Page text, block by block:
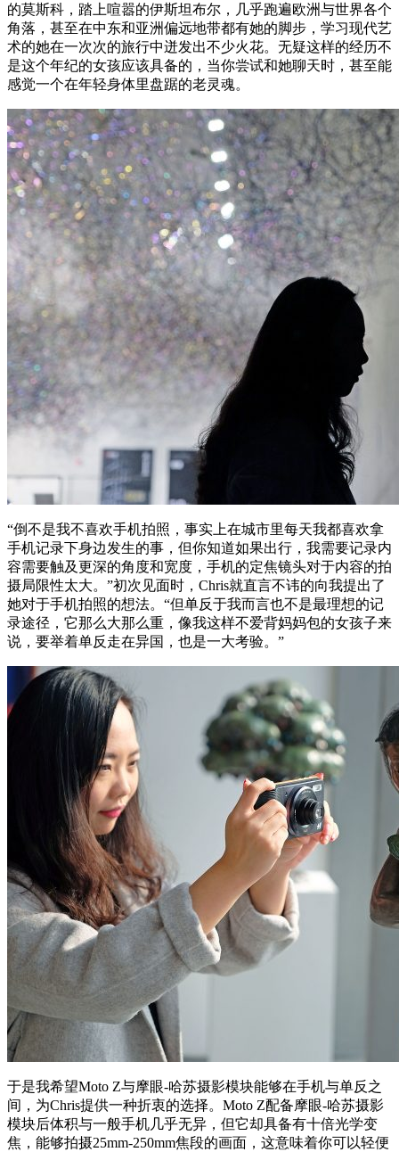
的莫斯科，踏上喧嚣的伊斯坦布尔，几乎跑遍欧洲与世界各个
角落，甚至在中东和亚洲偏远地带都有她的脚步，学习现代艺
术的她在一次次的旅行中迸发出不少火花。无疑这样的经历不
是这个年纪的女孩应该具备的，当你尝试和她聊天时，甚至能
感觉一个在年轻身体里盘踞的老灵魂。
“倒不是我不喜欢手机拍照，事实上在城市里每天我都喜欢拿
手机记录下身边发生的事，但你知道如果出行，我需要记录内
容需要触及更深的角度和宽度，手机的定焦镜头对于内容的拍
摄局限性太大。”初次见面时，Chris就直言不讳的向我提出了
她对于手机拍照的想法。“但单反于我而言也不是最理想的记
录途径，它那么大那么重，像我这样不爱背妈妈包的女孩子来
说，要举着单反走在异国，也是一大考验。”
于是我希望Moto Z与摩眼-哈苏摄影模块能够在手机与单反之
间，为Chris提供一种折衷的选择。Moto Z配备摩眼-哈苏摄影
模块后体积与一般手机几乎无异，但它却具备有十倍光学变
焦，能够拍摄25mm-250mm焦段的画面，这意味着你可以轻便